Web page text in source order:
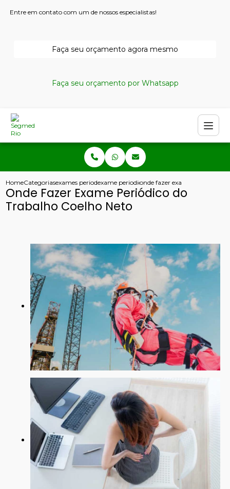
Entre em contato com um de nossos especialistas!
Faça seu orçamento agora mesmo
Faça seu orçamento por Whatsapp
HomeCategoriasexames periodicosexame periodico trabalhistaonde fazer exame periodico
Onde Fazer Exame Periódico do
Trabalho Coelho Neto